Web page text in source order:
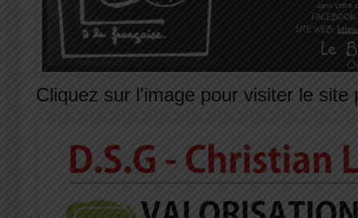
Cliquez sur l’image pour visiter le site